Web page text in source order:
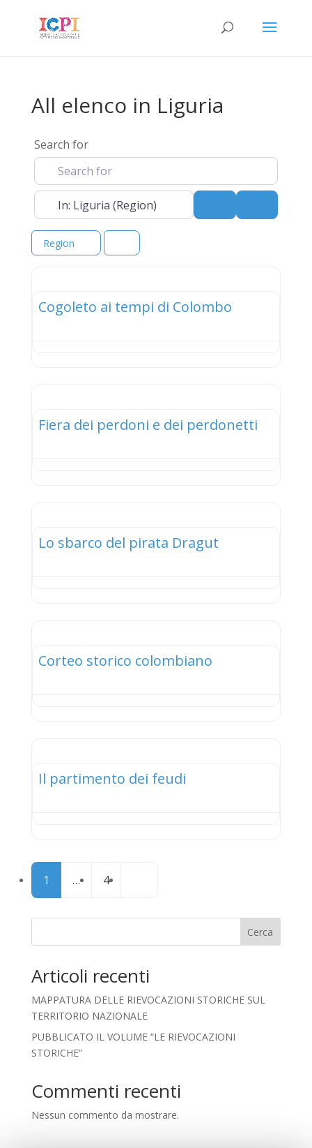
All elenco in Liguria
Search for
Near
Region
Cogoleto ai tempi di Colombo
Fiera dei perdoni e dei perdonetti
Lo sbarco del pirata Dragut
Corteo storico colombiano
Il partimento dei feudi
Posts
navigation
1 … 4
Cerca
Articoli recenti
MAPPATURA DELLE RIEVOCAZIONI STORICHE SUL
TERRITORIO NAZIONALE
PUBBLICATO IL VOLUME “LE RIEVOCAZIONI
STORICHE”
Commenti recenti
Nessun commento da mostrare.